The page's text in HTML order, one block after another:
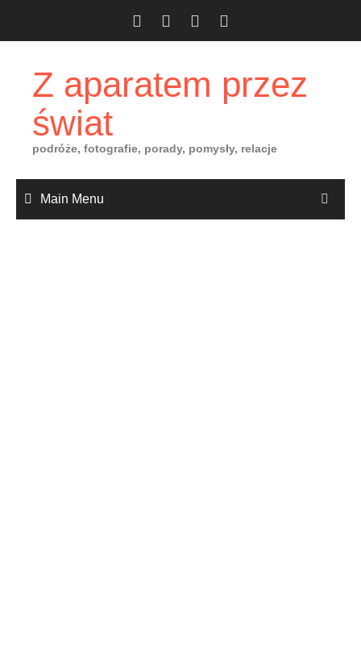
Z aparatem przez
świat
podróże, fotografie, porady, pomysły, relacje
Main Menu